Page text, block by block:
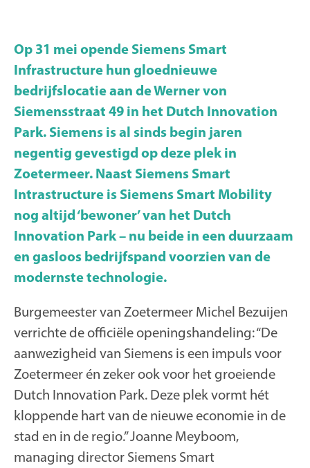
Op 31 mei opende Siemens Smart
Infrastructure hun gloednieuwe
bedrijfslocatie aan de Werner von
Siemensstraat 49 in het Dutch Innovation
Park. Siemens is al sinds begin jaren
negentig gevestigd op deze plek in
Zoetermeer. Naast Siemens Smart
Intrastructure is Siemens Smart Mobility
nog altijd ‘bewoner’ van het Dutch
Innovation Park – nu beide in een duurzaam
en gasloos bedrijfspand voorzien van de
modernste technologie.
Burgemeester van Zoetermeer Michel Bezuijen
verrichte de officiële openingshandeling: “De
aanwezigheid van Siemens is een impuls voor
Zoetermeer én zeker ook voor het groeiende
Dutch Innovation Park. Deze plek vormt hét
kloppende hart van de nieuwe economie in de
stad en in de regio.” Joanne Meyboom,
managing director Siemens Smart